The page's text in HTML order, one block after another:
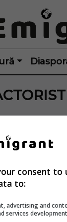
consent to
to:
advertising and
services development